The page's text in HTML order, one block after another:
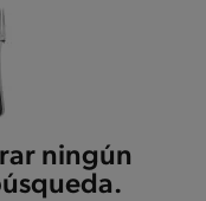
ningún